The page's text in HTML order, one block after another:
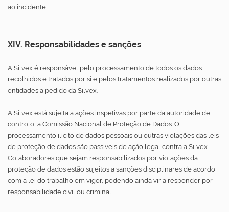
ao incidente.
XIV. Responsabilidades e sanções
A Silvex é responsável pelo processamento de todos os dados
recolhidos e tratados por si e pelos tratamentos realizados por outras
entidades a pedido da Silvex.
A Silvex está sujeita a ações inspetivas por parte da autoridade de
controlo, a Comissão Nacional de Proteção de Dados. O
processamento ilícito de dados pessoais ou outras violações das leis
de proteção de dados são passíveis de ação legal contra a Silvex.
Colaboradores que sejam responsabilizados por violações da
proteção de dados estão sujeitos a sanções disciplinares de acordo
com a lei do trabalho em vigor, podendo ainda vir a responder por
responsabilidade civil ou criminal.